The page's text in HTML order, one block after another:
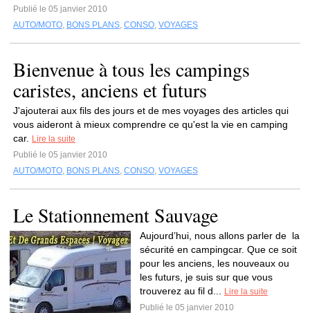
Publié le 05 janvier 2010
AUTO/MOTO, BONS PLANS, CONSO, VOYAGES
Bienvenue à tous les campings
caristes, anciens et futurs
J'ajouterai aux fils des jours et de mes voyages des articles qui
vous aideront à mieux comprendre ce qu'est la vie en camping
car.
Lire la suite
Publié le 05 janvier 2010
AUTO/MOTO, BONS PLANS, CONSO, VOYAGES
Le Stationnement Sauvage
Aujourd’hui, nous allons parler de la
sécurité en campingcar. Que ce soit
pour les anciens, les nouveaux ou
les futurs, je suis sur que vous
trouverez au fil d...
Lire la suite
Publié le 05 janvier 2010